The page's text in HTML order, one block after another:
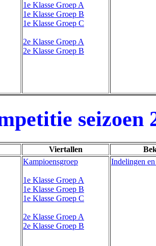
1e Klasse Groep A
1e Klasse Groep B
1e Klasse Groep C
2e Klasse Groep A
2e Klasse Groep B
seizoen
Viertallen
Kampioensgroep
1e Klasse Groep A
1e Klasse Groep B
1e Klasse Groep C
2e Klasse Groep A
2e Klasse Groep B
Indelingen